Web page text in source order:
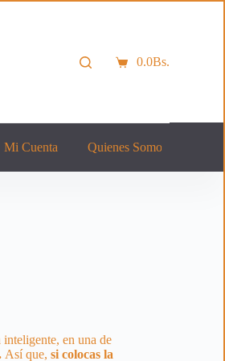
Carro0.0Bs.
Mi Cuenta Quienes Somos
en una de
Así que, si colocas la